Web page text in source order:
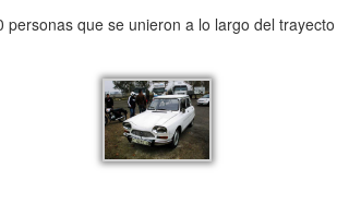
que se unieron a lo largo del trayecto